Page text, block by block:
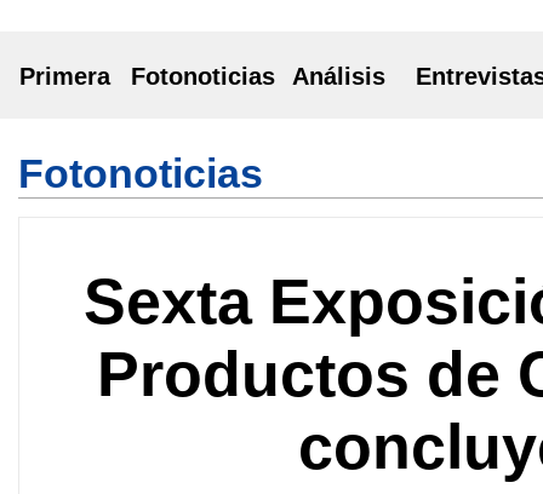
Primera Fotonoticias Análisis
Fotonoticias
Sexta
Productos de